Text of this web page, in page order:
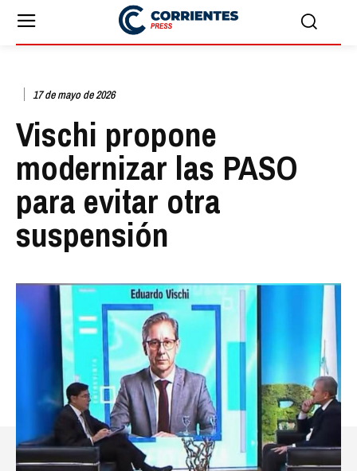
17 de mayo de 2026
Vischi propone
modernizar las PASO
para evitar otra
suspensión